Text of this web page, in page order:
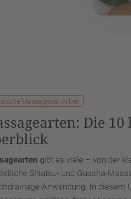
Massagetechniken
Die
gibt es viele – von der
Shiatsu- und Guasha-
Anwendung. In diesem